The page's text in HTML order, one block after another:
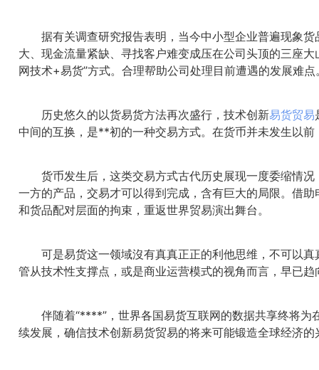
据有关调查研究报告表明，当今中小型企业普遍现象货
大、现金流量紧缺、寻找客户难变成压在公司头顶的三座
网技术+易货”方式。合理帮助公司处理目前遭遇的发展难
历史悠久的以货易货方法再次盛行，技术创新易货贸易
中间的互换，是**初的一种交易方式。在货币并未发生以
货币发生后，这类交易方式古代历史展现一度委缩情况
一方的产品，交易才可以得到完成，含有巨大的局限。借
和货品配对层面的拘束，重返世界贸易演出舞台。
可是易货这一领域沒有真真正正的利他思维，不可以真
管从技术性支撑点，或是商业运营模式的视角而言，早已趋
伴随着“****”，世界各国易货互联网的数据共享终将为
续发展，确信技术创新易货贸易的将来可能锻造全球经济的